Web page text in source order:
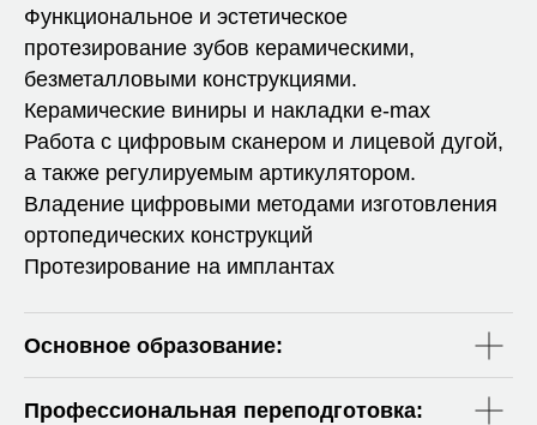
Функциональное и эстетическое
протезирование зубов керамическими,
безметалловыми конструкциями.
Керамические виниры и накладки e-max
Работа с цифровым сканером и лицевой дугой,
а также регулируемым артикулятором.
Владение цифровыми методами изготовления
ортопедических конструкций
Протезирование на имплантах
Основное образование:
Профессиональная переподготовка: